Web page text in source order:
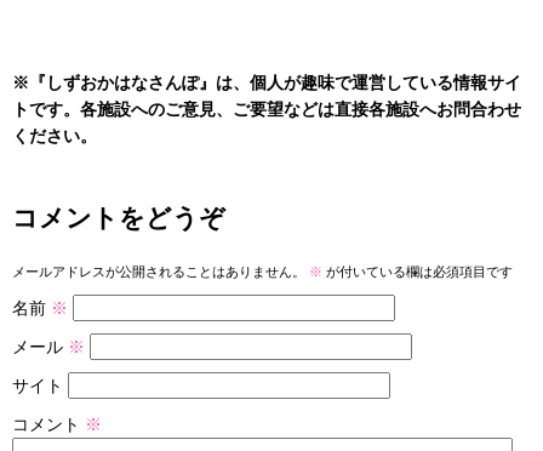
※『しずおかはなさんぽ』は、個人が趣味で運営している情報サイ
トです。各施設へのご意見、ご要望などは直接各施設へお問合わせ
ください。
コメントをどうぞ
メールアドレスが公開されることはありません。 ※ が付いている欄は必須項目です
名前 ※
メール ※
サイト
コメント ※